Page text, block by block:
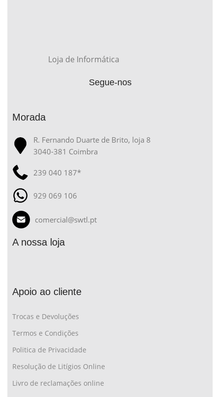
Loja de Informática
Segue-nos
Morada
R. Fernando Duarte de Brito, loja 8
3040-381 Coimbra
239 040 187*
929 069 106
comercial@swtl.pt
A nossa loja
Apoio ao cliente
Trocas e Devoluções
Termos e Condições
Politica de Privacidade
Resolução de Litígios Online
Livro de reclamações online